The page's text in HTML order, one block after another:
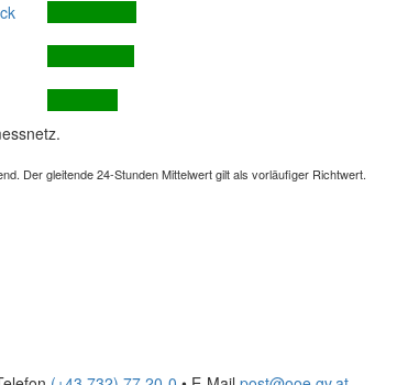
Der gleitende 24-Stunden Mittelwert gilt als vorläufiger Richtwert.